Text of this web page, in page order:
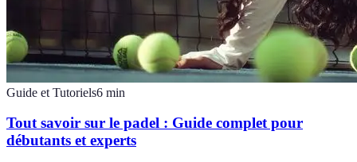
Guide et Tutoriels6 min
Tout savoir sur le padel : Guide complet pour
débutants et experts